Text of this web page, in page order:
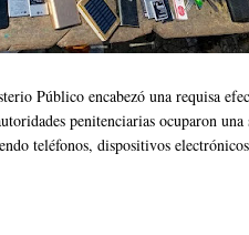
Público encabezó una requisa
penitenciarias ocuparon
teléfonos, dispositivos